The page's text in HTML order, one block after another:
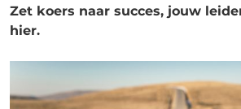
Zet koers naar succes, jouw
hier.